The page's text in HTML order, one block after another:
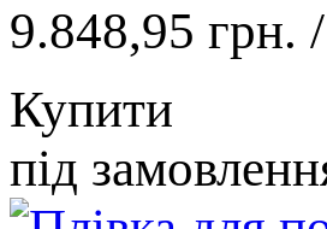
9.848,95 грн.
Купити
під